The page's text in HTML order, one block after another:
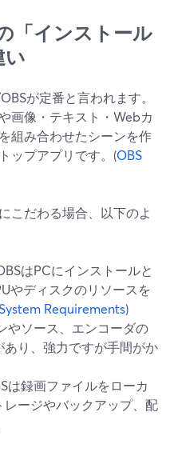
「インストール
い
が定番と言われます。
画像・テキスト・Webカ
組み合わせたシーンを作
ップアプリです。(OBS
こだわる場合、以下のよ
はPCにインストールと
やディスクのリソースを
Requirements)
やソース、エンコーダの
り、強力ですが手間がか
は録画ファイルをローカ
ージやバックアップ、配